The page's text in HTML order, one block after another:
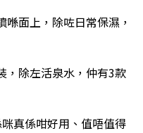
面上，除咗日常保濕，
，除左活泉水，仲有3款
真係咁好用、值唔值得